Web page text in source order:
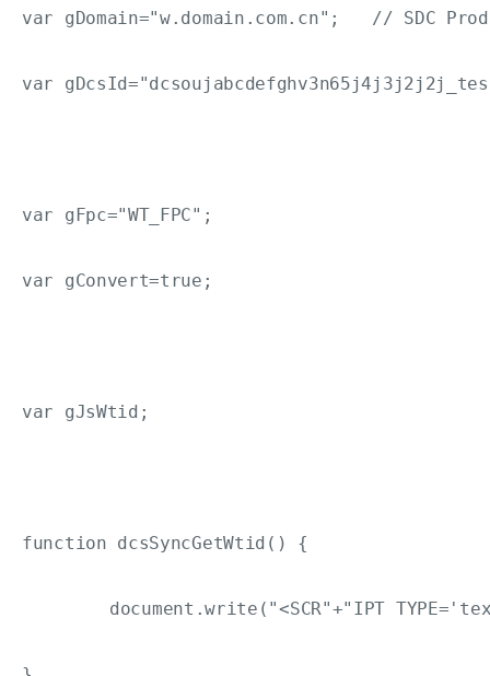
var gDomain="w.domain.com.cn";	// SDC Production Mode Domain
var
var gFpc="WT_FPC";
var gConvert=true;
var gJsWtid;
function dcsSyncGetWtid() {